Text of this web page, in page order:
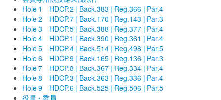
Hole 1 HDCP.2 | Back.383 | Reg.366 | Par.4
Hole 2 HDCP.7 | Back.170 | Reg.143 | Par.3
Hole 3 HDCP.5 | Back.388 | Reg.377 | Par.4
Hole 4 HDCP.1 | Back.390 | Reg.361 | Par.4
Hole 5 HDCP.4 | Back.514 | Reg.498 | Par.5
Hole 6 HDCP.9 | Back.165 | Reg.136 | Par.3
Hole 7 HDCP.8 | Back.367 | Reg.334 | Par.4
Hole 8 HDCP.3 | Back.363 | Reg.336 | Par.4
Hole 9 HDCP.6 | Back.525 | Reg.506 | Par.5
役員・委員